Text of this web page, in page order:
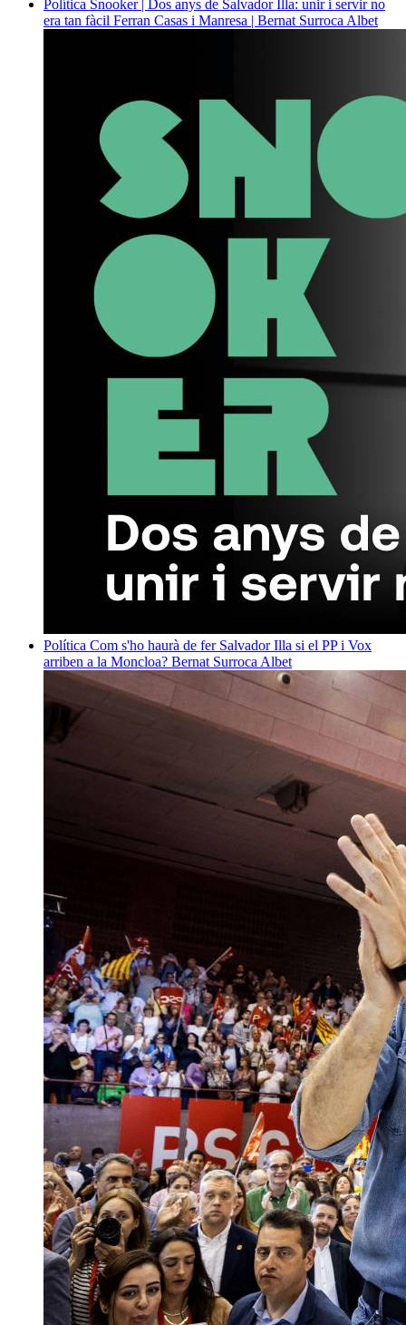
Política Snooker | Dos anys de Salvador Illa: unir i servir no
era tan fàcil Ferran Casas i Manresa | Bernat Surroca Albet
Política Com s'ho haurà de fer Salvador Illa si el PP i Vox
arriben a la Moncloa? Bernat Surroca Albet